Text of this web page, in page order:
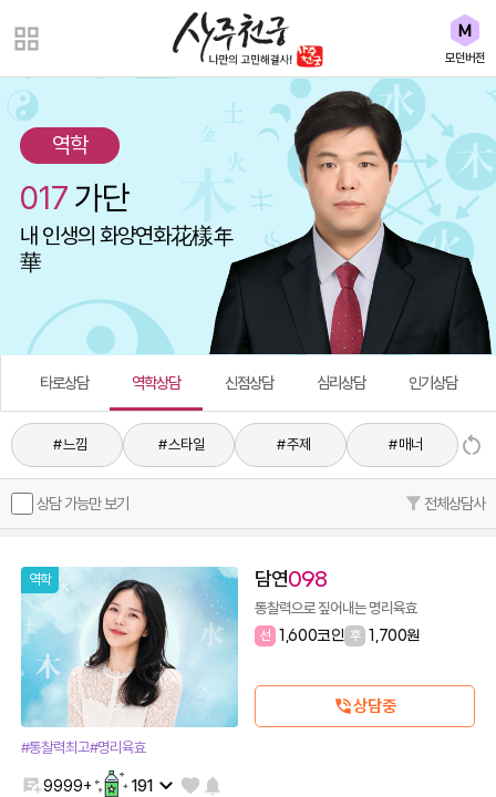
모던버전
역학
017가단
내 인생의 화양연화花樣年
華
타로상담 역학상담 신점상담 심리상담 인기상담
# 느낌 # 스타일 # 주제 # 매너
상담 가능만 보기 전체상담사
역학 담연098
통찰력으로 짚어내는 명리육효
선 1,600코인 후 1,700원
상담중
#통찰력최고#명리육효
9999+ 191